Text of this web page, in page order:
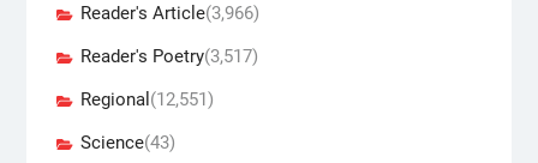
Reader's Article(3,966)
Reader's Poetry(3,517)
Regional (12,551)
Science(43)